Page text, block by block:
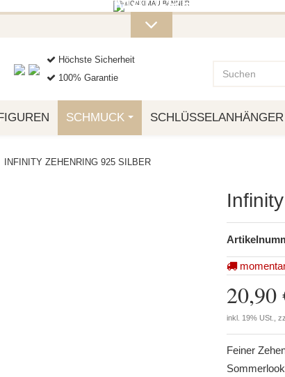
OTTO.
Höchste Sicherheit
100% Garantie
SCHMUCK SCHLÜSSELANHÄNGER
INFINITY ZEHENRING 925 SILBER
20,90
inkl. 19% USt.,
Feiner